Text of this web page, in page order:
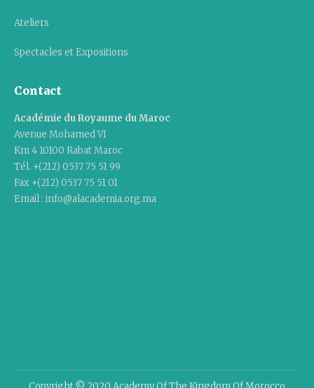
Ateliers
Spectacles et Expositions
Contact
Académie du Royaume du Maroc
Avenue Mohamed VI
Km 4 10100 Rabat Maroc
Tél. +(212) 0537 75 51 99
Fax +(212) 0537 75 51 01
Email : info@alacademia.org.ma